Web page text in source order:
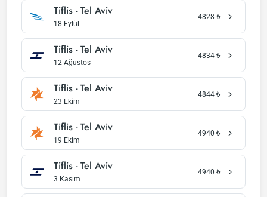
Tiflis - Tel Aviv
18 Eylül
4828 ₺
Tiflis - Tel Aviv
12 Ağustos
4834 ₺
Tiflis - Tel Aviv
23 Ekim
4844 ₺
Tiflis - Tel Aviv
19 Ekim
4940 ₺
Tiflis - Tel Aviv
3 Kasım
4940 ₺